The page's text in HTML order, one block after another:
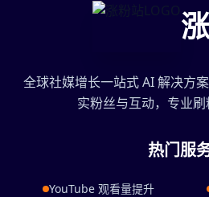
全球社媒增长一站式 AI 解决方
实粉丝与互动，专业刷
热门服
YouTube 观看量提升